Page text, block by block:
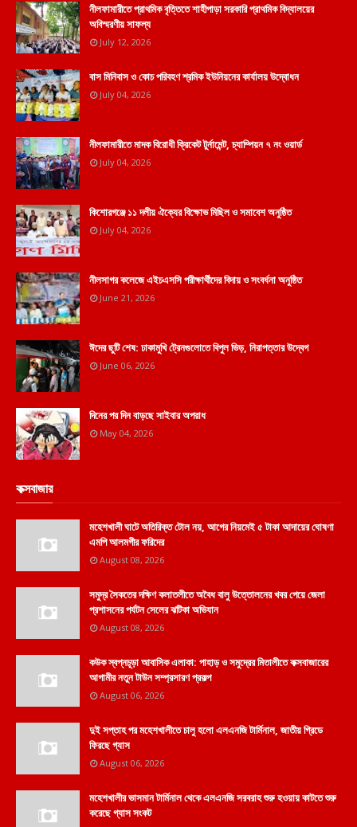
নীলফামারীতে প্রাথমিক বৃত্তিতে শাহীপাড়া সরকারি প্রাথমিক বিদ্যালয়ের
অবিস্মরণীয় সাফল্য
July 12, 2026
বাস মিনিবাস ও কোচ পরিবহণ শ্রমিক ইউনিয়নের কার্যালয় উদ্বোধন
July 04, 2026
নীলফামারীতে মাদক বিরোধী ক্রিকেট টুর্নামেন্ট, চ্যাম্পিয়ন ৭ নং ওয়ার্ড
July 04, 2026
কিশোরগঞ্জে ১১ দলীয় ঐক্যের বিক্ষোভ মিছিল ও সমাবেশ অনুষ্ঠিত
July 04, 2026
নীলসাগর কলেজে এইচএসসি পরীক্ষার্থীদের বিদায় ও সংবর্ধনা অনুষ্ঠিত
June 21, 2026
ঈদের ছুটি শেষ: ঢাকামুখি ট্রেনগুলোতে বিপুল ভিড়, নিরাপত্তার উদ্বেগ
June 06, 2026
দিনের পর দিন বাড়ছে সাইবার অপরাধ
May 04, 2026
কক্সবাজার
মহেশখালী ঘাটে অতিরিক্ত টোল নয়, আগের নিয়মেই ৫ টাকা আদায়ের ঘোষণা
এমপি আলমগীর ফরিদের
August 08, 2026
সমুদ্র সৈকতের দক্ষিণ কলাতলীতে অবৈধ বালু উত্তোলনের খবর পেয়ে জেলা
প্রশাসনের পর্যটন সেলের ঝটিকা অভিযান
August 08, 2026
কউক স্বপ্নচূড়া আবাসিক এলাকা: পাহাড় ও সমুদ্রের মিতালীতে কক্সবাজারের
আগামীর নতুন টাউন সম্প্রসারণ প্রকল্প
August 06, 2026
দুই সপ্তাহ পর মহেশখালীতে চালু হলো এলএনজি টার্মিনাল, জাতীয় গ্রিডে
ফিরছে গ্যাস
August 06, 2026
মহেশখালীর ভাসমান টার্মিনাল থেকে এলএনজি সরবরাহ শুরু হওয়ায় কাটতে শুরু
করেছে গ্যাস সংকট